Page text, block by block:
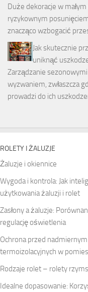
Duże dekoracje w
ryzykownym
znacząco wzbogacić
Jak skutecznie
uniknąć
Zarządzanie
wyzwaniem, zwłaszcza
prowadzi do ich
ROLETY I ŻALUZJE
Żaluzje i okiennice
Wygoda i kontrola: Jak
użytkowania żaluzji i rolet
Zasłony a żaluzje:
regulację oświetlenia
Ochrona przed
termoizolacyjnych w
Rodzaje rolet – rolety
Idealne dopasowanie: